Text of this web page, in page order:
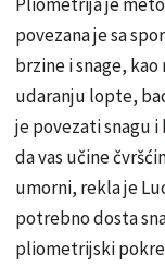
povezana je sa
brzine i snage,
udaranju lopte,
je povezati snagu i
da vas učine
umorni, rekla je
potrebno dosta
pliometrijski